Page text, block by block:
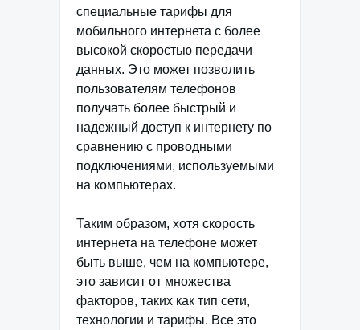
специальные тарифы для
мобильного интернета с более
высокой скоростью передачи
данных. Это может позволить
пользователям телефонов
получать более быстрый и
надежный доступ к интернету по
сравнению с проводными
подключениями, используемыми
на компьютерах.
Таким образом, хотя скорость
интернета на телефоне может
быть выше, чем на компьютере,
это зависит от множества
факторов, таких как тип сети,
технологии и тарифы. Все это